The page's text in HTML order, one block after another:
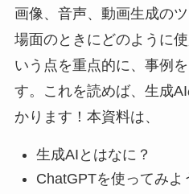
画像、音声、動画生成の
場面のときにどのように
いう点を重点的に、事例
す。これを読めば、生成
かります！本資料は、
生成AIとはなに？
ChatGPTを使ってみよ